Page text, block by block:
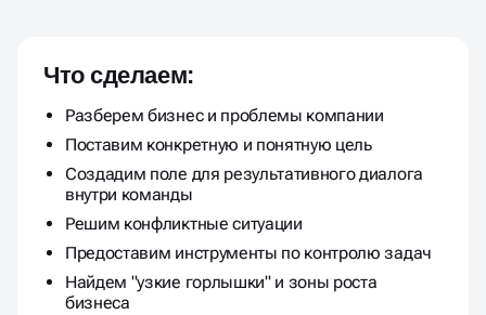
КОМПАНИИ ЗА СЧЕТ
ПРОСТЫХ И ПОНЯТНЫХ
ИНСТРУМЕНТОВ
Что сделаем:
Разберем бизнес и проблемы компании
Поставим конкретную и понятную цель
Создадим поле для результативного диалога
внутри команды
Решим конфликтные ситуации
Предоставим инструменты по контролю задач
Найдем "узкие горлышки" и зоны роста
бизнеса